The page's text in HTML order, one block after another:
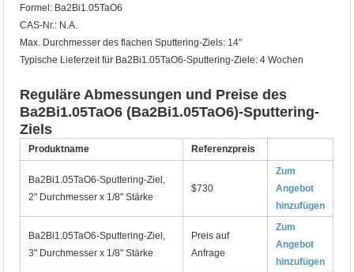
Formel: Ba2Bi1.05TaO6
CAS-Nr.: N.A.
Max. Durchmesser des flachen Sputtering-Ziels: 14"
Typische Lieferzeit für Ba2Bi1.05TaO6-Sputtering-Ziele: 4 Wochen
Reguläre Abmessungen und Preise des
Ba2Bi1.05TaO6 (Ba2Bi1.05TaO6)-Sputtering-
Ziels
Produktname Referenzpreis
Ba2Bi1.05TaO6-Sputtering-Ziel,
2" Durchmesser x 1/8" Stärke
$730
Zum
Angebot
hinzufügen
Ba2Bi1.05TaO6-Sputtering-Ziel,
3" Durchmesser x 1/8" Stärke
Preis auf
Anfrage
Zum
Angebot
hinzufügen